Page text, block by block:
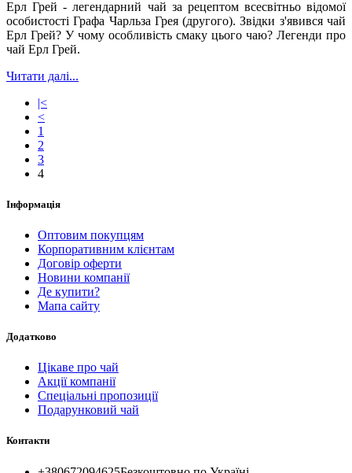
Ерл Грей - легендарний чай за рецептом всесвітньо відомої
особистості Графа Чарльза Грея (другого). Звідки з'явився чай
Ерл Грей? У чому особливість смаку цього чаю? Легенди про
чай Ерл Грей.
Читати далі...
|<
<
1
2
3
4
Інформація
Оптовим покупцям
Корпоративним клієнтам
Договір оферти
Новини компанії
Де купити?
Мапа сайту
Додатково
Цікаве про чай
Акції компанії
Спеціальні пропозиції
Подарунковий чай
Контакти